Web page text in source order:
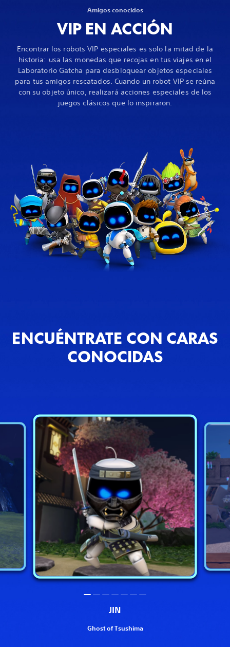
Amigos conocidos
VIP EN ACCIÓN
Encontrar los robots VIP especiales es solo la mitad de la
historia: usa las monedas que recojas en tus viajes en el
Laboratorio Gatcha para desbloquear objetos especiales
para tus amigos rescatados. Cuando un robot VIP se reúna
con su objeto único, realizará acciones especiales de los
juegos clásicos que lo inspiraron.
ENCUÉNTRATE CON CARAS
CONOCIDAS
JIN
Ghost of Tsushima